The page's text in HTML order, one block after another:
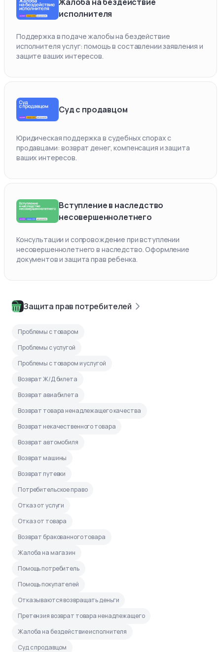
исполнителя
Поддержка в подаче жалобы на бездействие
исполнителя услуг: помощь в составлении заявления и
защите ваших интересов.
Суд с продавцом
Юридическая поддержка в судебных спорах с
продавцами: возврат денег, компенсация и защита
ваших интересов.
Вступление в наследство
несовершеннолетнего
Консультации и сопровождение при вступлении
несовершеннолетнего в наследство. Оформление
документов и защита прав ребенка.
Защита прав потребителей
Проблемы с товаром
Проблемы с услугой
Проблемы с товаром и услугой
Возврат Ж/Д билета
Возврат авиабилета
Возврат товара ненадлежащего качества
Возврат некачественного товара
Возврат автомобиля
Возврат машины
Возврат путевки
Потребительское право
Отказ от услуги
Отказ от товара
Возврат бракованного товара
Жалоба на магазин
Помощь потребитель
Помощь покупателей
Отказываются возвращать деньги
Претензия возврат товара ненадлежащего
Жалоба на бездействие исполнителя
Суд с продавцом